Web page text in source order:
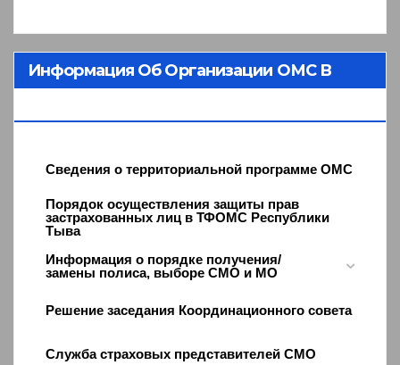
Информация Об Организации ОМС В
Сведения о территориальной программе ОМС
Порядок осуществления защиты прав
застрахованных лиц в ТФОМС Республики
Тыва
Информация о порядке получения/
замены полиса, выборе СМО и МО
Решение заседания Координационного совета
Служба страховых представителей СМО